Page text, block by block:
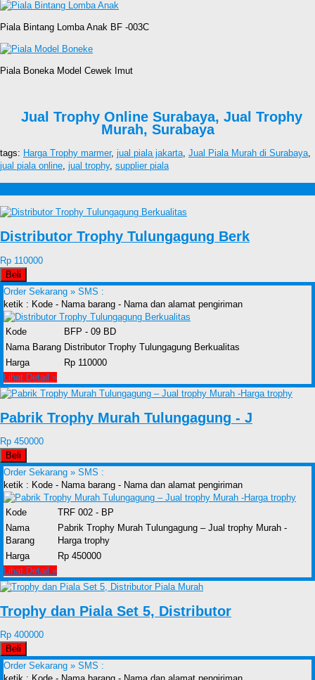
Piala Bintang Lomba Anak BF -003C
Piala Boneka Model Cewek Imut
Jual Trophy Online Surabaya, Jual Trophy
Murah, Surabaya
tags: Harga Trophy marmer, jual piala jakarta Jual Piala Murah di Surabaya
jual piala online jual trophy, supplier piala
Distributor Trophy Tulungagung Berk
Rp 110000
Beli
Order Sekarang » SMS :
ketik : Kode - Nama barang - Nama dan alamat pengiriman
Kode
BFP - 09 BD
Nama Barang Distributor Trophy Tulungagung Berkualitas
Harga
Rp 110000
Lihat Detail »
Pabrik Trophy Murah Tulungagung - J
Rp 450000
Beli
Order Sekarang » SMS :
ketik : Kode - Nama barang - Nama dan alamat pengiriman
Kode
TRF 002 - BP
Nama
Barang
Pabrik Trophy Murah Tulungagung – Jual trophy Murah -
Harga trophy
Harga
Rp 450000
Lihat Detail »
Trophy dan Piala Set 5, Distributor
Rp 400000
Beli
Order Sekarang » SMS :